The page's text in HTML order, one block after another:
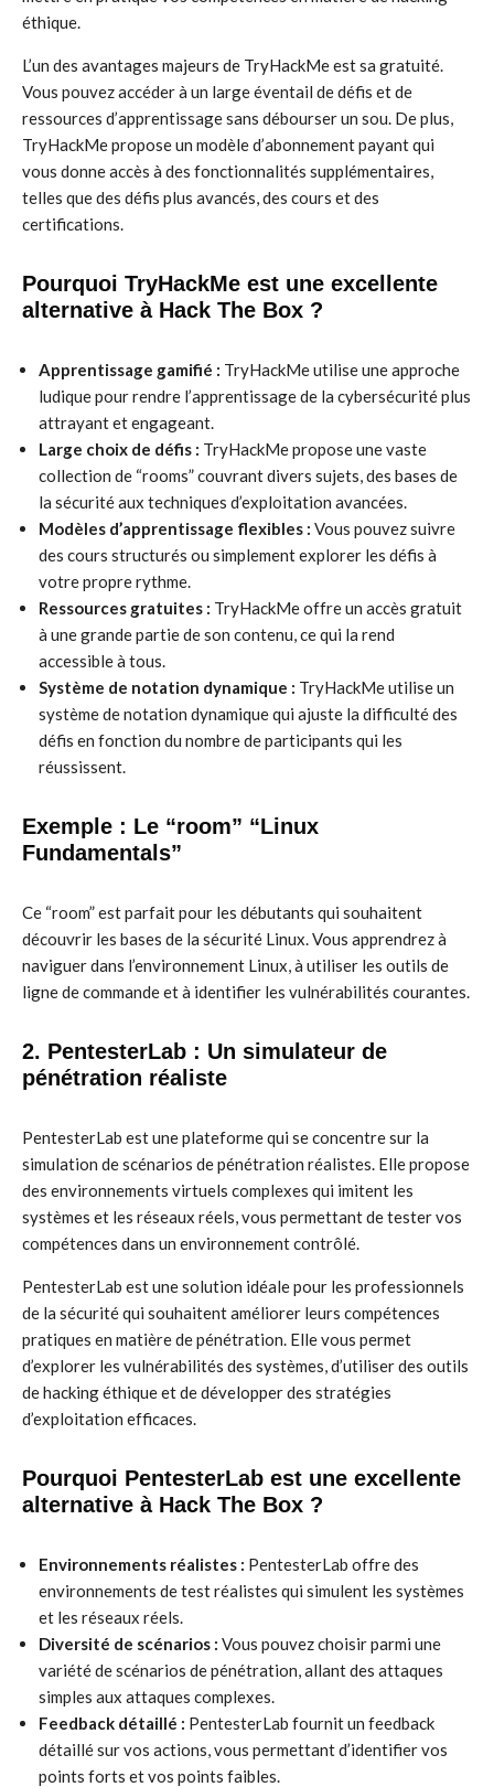
éthique.
L’un des avantages majeurs de TryHackMe est sa gratuité.
Vous pouvez accéder à un large éventail de défis et de
ressources d’apprentissage sans débourser un sou. De plus,
TryHackMe propose un modèle d’abonnement payant qui
vous donne accès à des fonctionnalités supplémentaires,
telles que des défis plus avancés, des cours et des
certifications.
Pourquoi TryHackMe est une excellente
alternative à Hack The Box ?
Apprentissage gamifié : TryHackMe utilise une approche
ludique pour rendre l’apprentissage de la cybersécurité plus
attrayant et engageant.
Large choix de défis : TryHackMe propose une vaste
collection de “rooms” couvrant divers sujets, des bases de
la sécurité aux techniques d’exploitation avancées.
Modèles d’apprentissage flexibles : Vous pouvez suivre
des cours structurés ou simplement explorer les défis à
votre propre rythme.
Ressources gratuites : TryHackMe offre un accès gratuit
à une grande partie de son contenu, ce qui la rend
accessible à tous.
Système de notation dynamique : TryHackMe utilise un
système de notation dynamique qui ajuste la difficulté des
défis en fonction du nombre de participants qui les
réussissent.
Exemple : Le “room” “Linux
Fundamentals”
Ce “room” est parfait pour les débutants qui souhaitent
découvrir les bases de la sécurité Linux. Vous apprendrez à
naviguer dans l’environnement Linux, à utiliser les outils de
ligne de commande et à identifier les vulnérabilités courantes.
2. PentesterLab : Un simulateur de
pénétration réaliste
PentesterLab est une plateforme qui se concentre sur la
simulation de scénarios de pénétration réalistes. Elle propose
des environnements virtuels complexes qui imitent les
systèmes et les réseaux réels, vous permettant de tester vos
compétences dans un environnement contrôlé.
PentesterLab est une solution idéale pour les professionnels
de la sécurité qui souhaitent améliorer leurs compétences
pratiques en matière de pénétration. Elle vous permet
d’explorer les vulnérabilités des systèmes, d’utiliser des outils
de hacking éthique et de développer des stratégies
d’exploitation efficaces.
Pourquoi PentesterLab est une excellente
alternative à Hack The Box ?
Environnements réalistes : PentesterLab offre des
environnements de test réalistes qui simulent les systèmes
et les réseaux réels.
Diversité de scénarios : Vous pouvez choisir parmi une
variété de scénarios de pénétration, allant des attaques
simples aux attaques complexes.
Feedback détaillé : PentesterLab fournit un feedback
détaillé sur vos actions, vous permettant d’identifier vos
points forts et vos points faibles.